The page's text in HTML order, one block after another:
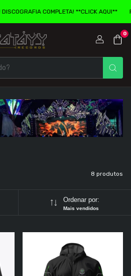
COMPLETA! **CLICK AQUI**
0
8 produtos
Ordenar por:
Mais vendidos